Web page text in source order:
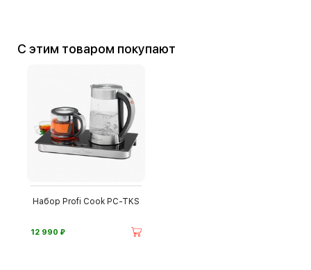
С этим товаром покупают
Набор Profi Cook PC-TKS
12 990 ⃏